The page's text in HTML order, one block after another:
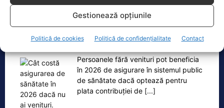
Gestionează opțiunile
Politică de cookies Politică de confidențialitate Contact
Cât costă asigurarea de sănătate în 2026 dacă nu ai
Persoanele fără venituri pot beneficia
în 2026 de asigurare în sistemul public
de sănătate dacă optează pentru
plata contribuției de [...]